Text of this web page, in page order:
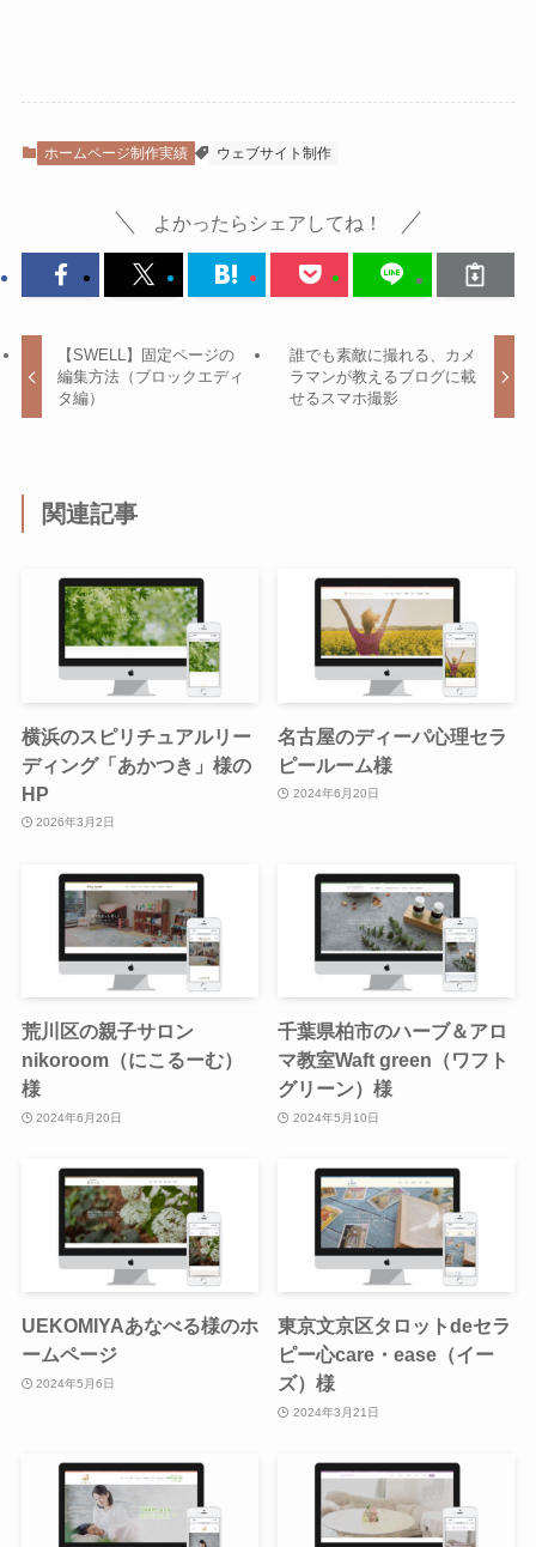
ホームページ制作実績 ウェブサイト制作
よかったらシェアしてね！
【SWELL】固定ページの
編集方法（ブロックエディ
タ編）
誰でも素敵に撮れる、カメ
ラマンが教えるブログに載
せるスマホ撮影
関連記事
横浜のスピリチュアルリー
ディング「あかつき」様の
HP
2026年3月2日
名古屋のディーパ心理セラ
ピールーム様
2024年6月20日
荒川区の親子サロン
nikoroom（にこるーむ）
様
2024年6月20日
千葉県柏市のハーブ＆アロ
マ教室Waft green（ワフト
グリーン）様
2024年5月10日
UEKOMIYAあなべる様のホ
ームページ
2024年5月6日
東京文京区タロットdeセラ
ピー心care・ease（イー
ズ）様
2024年3月21日